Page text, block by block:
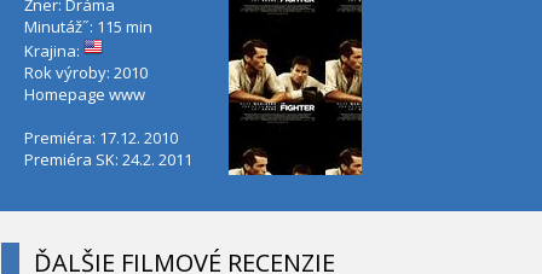
Minutáž˝: 115 min
Krajina:
Rok výroby: 2010
Homepage www
Premiéra: 17.12. 2010
Premiéra SK: 24.2. 2011
ĎALŠIE FILMOVÉ RECENZIE